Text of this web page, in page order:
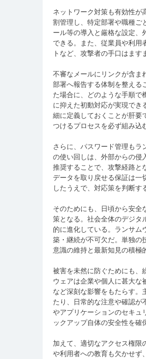
ネットワーク対策も有効性
割管理し、特定部署や職種ご
ール等の導入と厳格な設定
できる。また、従業員や利用
トなど、攻撃者の手口はま
不審なメールにリンクが含ま
部署へ報告する体制を整える
た場合に、どのような手順で
に抑えた初動対応が実現で
細に定義しておくことが肝要
つけるプロセスを必ず組み込
さらに、パスワード管理も
の使い回しは、外部からの侵
推奨することで、攻撃経路と
データを取り戻せる保証は一
したうえで、対応策を判断す
そのためにも、日頃から安
策となる。社会全体のデジタ
的に進化している。ランサ
築・継続が不可欠だ。単独の
意識の維持と最新知見の積極
被害を未然に防ぐためにも、
ウェアは企業や個人に甚大な
など深刻な影響をもたらす。
たり、日常的な注意や確認が
やアプリケーションのセキュ
ックアップ自体の安全性を確
加えて、適切なアクセス権限
や利用者への教育も欠かせず